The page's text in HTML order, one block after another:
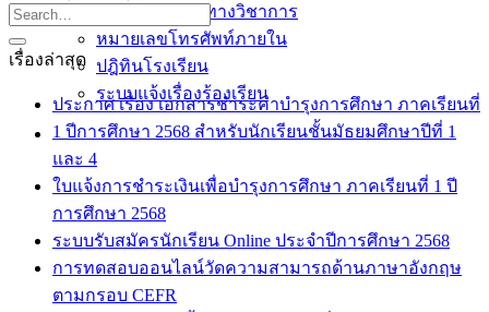
เผยแพร่ผลงานทางวิชาการ
หมายเลขโทรศัพท์ภายใน
ปฎิทินโรงเรียน
ระบบแจ้งเรื่องร้องเรียน
เรื่องล่าสุด
ประกาศ เรื่อง เอกสารชำระค่าบำรุงการศึกษา ภาคเรียนที่
1 ปีการศึกษา 2568 สำหรับนักเรียนชั้นมัธยมศึกษาปีที่ 1
และ 4
ใบแจ้งการชำระเงินเพื่อบำรุงการศึกษา ภาคเรียนที่ 1 ปี
การศึกษา 2568
ระบบรับสมัครนักเรียน Online ประจำปีการศึกษา 2568
การทดสอบออนไลน์วัดความสามารถด้านภาษาอังกฤษ
ตามกรอบ CEFR